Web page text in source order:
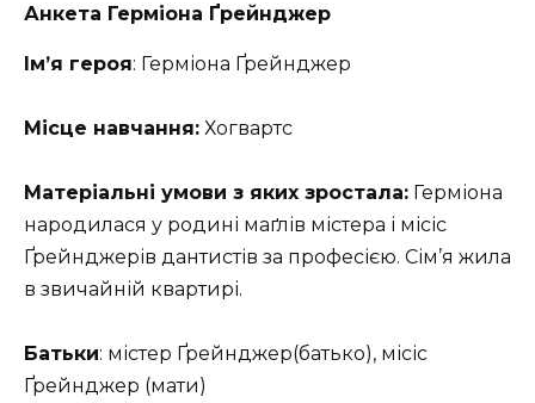
Анкета Герміона Ґрейнджер
Ім’я героя: Герміона Ґрейнджер
Місце навчання: Хогвартс
Матеріальні умови з яких зростала: Герміона
народилася у родині маґлів містера і місіс
Ґрейнджерів дантистів за професією. Сім’я жила
в звичайній квартирі.
Батьки: містер Ґрейнджер(батько), місіс
Ґрейнджер (мати)